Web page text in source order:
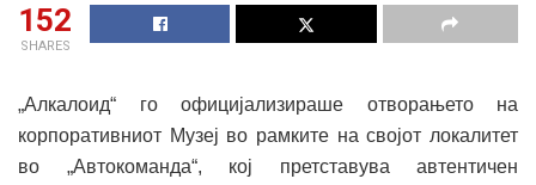
152
SHARES
„Алкалоид“ го официјализираше отворањето на
корпоративниот Музеј во рамките на својот локалитет
во „Автокоманда“, кој претставува автентичен